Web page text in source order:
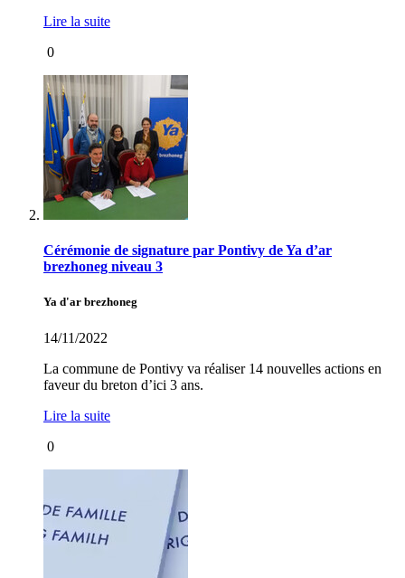
Lire la suite
0
Cérémonie de signature par Pontivy de Ya d’ar
brezhoneg niveau 3
Ya d'ar brezhoneg
14/11/2022
La commune de Pontivy va réaliser 14 nouvelles actions en
faveur du breton d’ici 3 ans.
Lire la suite
0